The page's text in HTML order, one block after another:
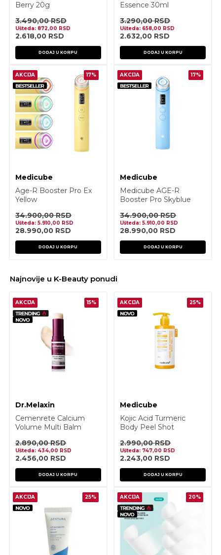
Berry 20g
3.490,00RSD
Ušteda: 872,00 RSD
2.618,00 RSD
DODAJ U KORPU
Essence 30ml
3.290,00RSD
Ušteda: 658,00 RSD
2.632,00 RSD
DODAJ U KORPU
AKCIJA 17%
Medicube
Age-R Booster Pro Ex
Yellow
34.900,00RSD
Ušteda: 5.910,00 RSD
28.990,00 RSD
DODAJ U KORPU
AKCIJA 17%
Medicube
Medicube AGE-R
Booster Pro Skyblue
34.900,00RSD
Ušteda:5.910,00 RSD
28.990,00 RSD
DODAJ U KORPU
Najnovije u K-Beauty ponudi
AKCIJA 15%
Dr.Melaxin
Cemenrete Calcium
Volume Multi Balm
2.890,00RSD
Ušteda: 434,00 RSD
2.456,00 RSD
DODAJ U KORPU
AKCIJA 25%
Medicube
Kojic Acid Turmeric
Body Peel Shot
2.990,00RSD
Ušteda: 747,00 RSD
2.243,00 RSD
DODAJ U KORPU
AKCIJA 25% AKCIJA 20%